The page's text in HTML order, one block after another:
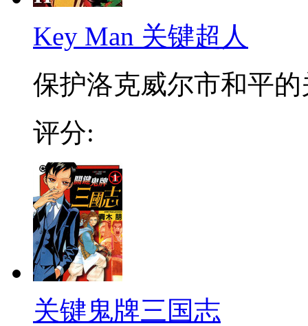
Key Man 关键超人
保护洛克威尔市和平
评分:
关键鬼牌三国志